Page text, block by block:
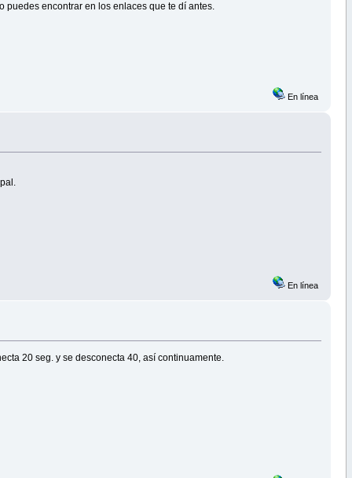
puedes encontrar en los enlaces que te dí antes.
En línea
En línea
20 seg. y se desconecta 40, así continuamente.